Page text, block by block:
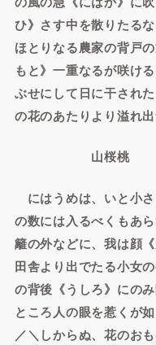
ひ》さす中を散りたる
ほとりなる農家の背戸
もと》一重なるが咲け
ぶせにして日に干され
の花のあたりより溢れ出
山桜桃
にはうめは、いと小
の数には入るべくもあ
籬の外などに、我は顔
田舎より出でたる小女
の背後《うしろ》にの
ところ人の眼を惹くが
／＼しからぬ、花のお